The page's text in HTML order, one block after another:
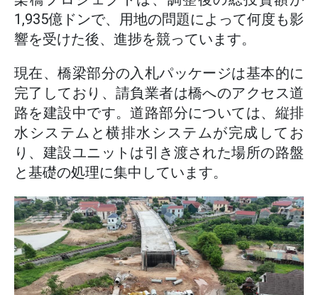
1,935億ドンで、用地の問題によって何度も影
響を受けた後、進捗を競っています。
現在、橋梁部分の入札パッケージは基本的に
完了しており、請負業者は橋へのアクセス道
路を建設中です。道路部分については、縦排
水システムと横排水システムが完成してお
り、建設ユニットは引き渡された場所の路盤
と基礎の処理に集中しています。